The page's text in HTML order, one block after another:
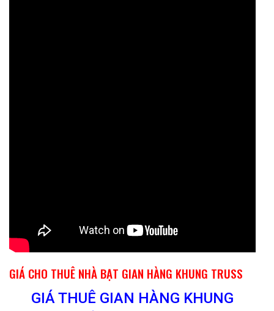
GIÁ CHO THUÊ NHÀ BẠT GIAN HÀNG KHUNG TRUSS
GIÁ THUÊ GIAN HÀNG KHUNG